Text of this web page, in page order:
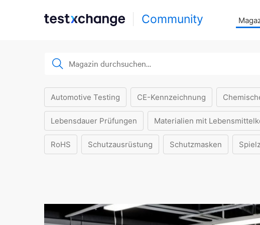
Community
Automotive Testing CE-Kennzeichnung
Lebensdauer Prüfungen Materialien mit
RoHS Schutzausrüstung Schutzmasken